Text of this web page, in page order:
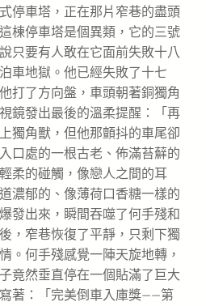
停車塔，正在那片窄巷的盡頭
棟停車塔是個異類，它的三號
只要有人敢在它面前失敗十八
車地獄。他已經失敗了十七
打了方向盤，車頭朝著銅獨角
鏡發出最後的溫柔提醒：「再
獨角獸，但他那顫抖的車尾卻
口處的一根古老、佈滿苔蘚的
柔的碰觸，像戀人之間的耳
濃郁的、像薄荷口香糖一樣的
發出來，瞬間吞噬了何手殘和
，窄巷恢復了平靜，只剩下獨
。何手殘感覺一陣天旋地轉，
竟然垂直停在一個貼滿了巨大
著：「完美倒車入庫獎——第